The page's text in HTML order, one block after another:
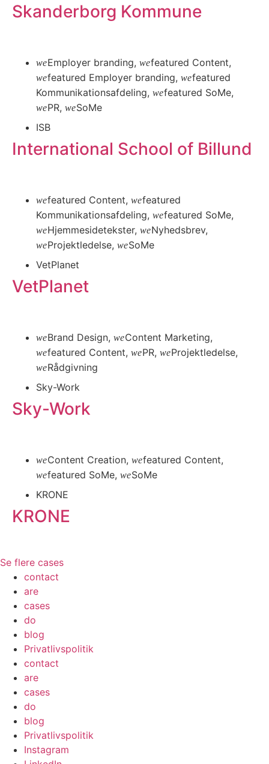
Skanderborg Kommune
Employer branding, featured Content,
featured Employer branding,
featured
Kommunikationsafdeling, featured SoMe,
PR,
SoMe
ISB
International School of Billund
featured Content,
featured
Kommunikationsafdeling, featured SoMe,
Hjemmesidetekster, Nyhedsbrev,
Projektledelse,
SoMe
VetPlanet
VetPlanet
Brand Design, Content Marketing,
featured Content, PR, Projektledelse,
Rådgivning
Sky-Work
Sky-Work
Content Creation, featured Content,
featured SoMe,
SoMe
KRONE
KRONE
Se flere cases
contact
are
cases
do
blog
Privatlivspolitik
contact
are
cases
do
blog
Privatlivspolitik
Instagram